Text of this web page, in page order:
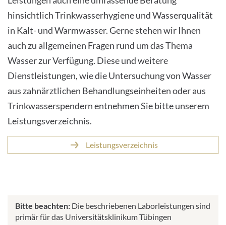
hinsichtlich Trinkwasserhygiene und Wasserqualität
in Kalt- und Warmwasser. Gerne stehen wir Ihnen
auch zu allgemeinen Fragen rund um das Thema
Wasser zur Verfügung. Diese und weitere
Dienstleistungen, wie die Untersuchung von Wasser
aus zahnärztlichen Behandlungseinheiten oder aus
Trinkwasserspendern entnehmen Sie bitte unserem
Leistungsverzeichnis.
Leistungsverzeichnis
Bitte beachten: Die beschriebenen Laborleistungen sind
primär für das Universitätsklinikum Tübingen